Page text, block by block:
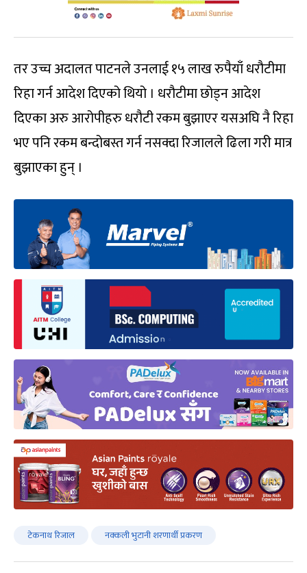
तर उच्च अदालत पाटनले उनलाई १५ लाख रुपैयाँ धरौटीमा
रिहा गर्न आदेश दिएको थियो । धरौटीमा छोड्न आदेश
दिएका अरु आरोपीहरु धरौटी रकम बुझाएर यसअघि नै रिहा
भए पनि रकम बन्दोबस्त गर्न नसक्दा रिजालले ढिला गरी मात्र
बुझाएका हुन् ।
टेकनाथ रिजाल नक्कली भुटानी शरणार्थी प्रकरण